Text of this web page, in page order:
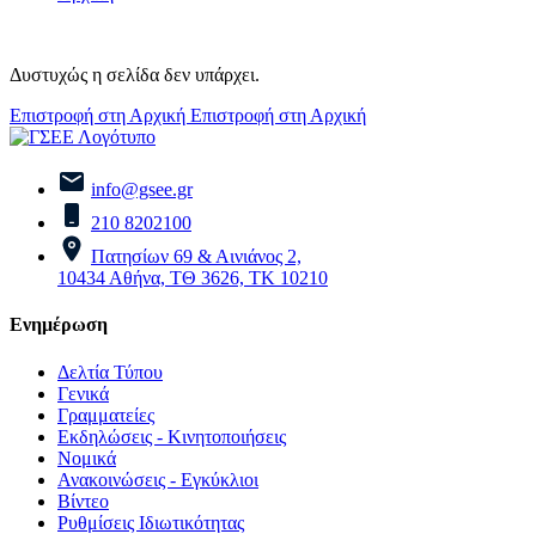
Δυστυχώς η σελίδα δεν υπάρχει.
Επιστροφή στη Αρχική Επιστροφή στη Αρχική
info@gsee.gr
210 8202100
Πατησίων 69 & Αινιάνος 2,
10434 Αθήνα, ΤΘ 3626, ΤΚ 10210
Ενημέρωση
Δελτία Τύπου
Γενικά
Γραμματείες
Εκδηλώσεις - Κινητοποιήσεις
Νομικά
Ανακοινώσεις - Εγκύκλιοι
Βίντεο
Ρυθμίσεις Ιδιωτικότητας